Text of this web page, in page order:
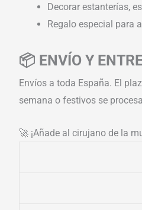
Decorar estanterías,
Regalo especial para
📦 ENVÍO Y
Envíos a toda España. El
semana o festivos se
🚀 ¡Añade al cirujano de la